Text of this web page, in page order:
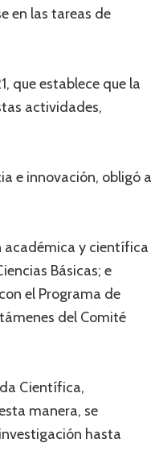
en las tareas de
que establece que la
actividades,
e innovación, obligó a
académica y científica
Básicas; e
el Programa de
del Comité
Científica,
manera, se
hasta